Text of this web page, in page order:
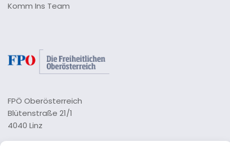
Komm Ins Team
FPÖ Oberösterreich
Blütenstraße 21/1
4040 Linz